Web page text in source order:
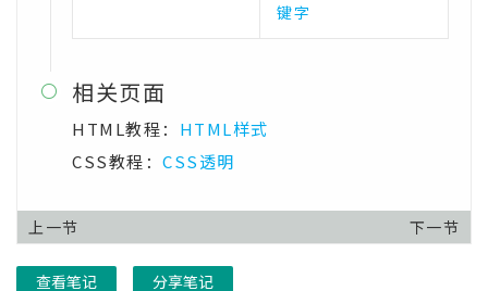
键字
 相关页面
HTML教程： HTML样式
CSS教程： CSS透明
上一节 下一节
查看笔记 分享笔记